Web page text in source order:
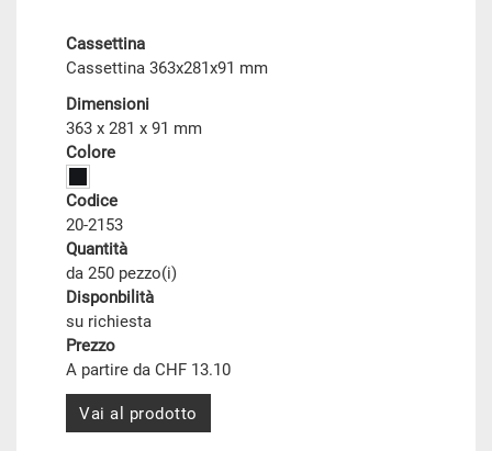
Cassettina
Cassettina 363x281x91 mm
Dimensioni
363 x 281 x 91 mm
Colore
Codice
20-2153
Quantità
da 250 pezzo(i)
Disponbilità
su richiesta
Prezzo
A partire da CHF 13.10
Vai al prodotto